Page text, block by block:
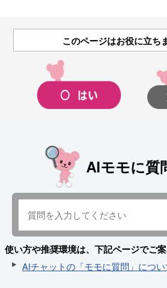
このページはお役に立ち
AIモモに質
使い方や推奨環境は、下記ページでご
AIチャットの「モモに質問」につい